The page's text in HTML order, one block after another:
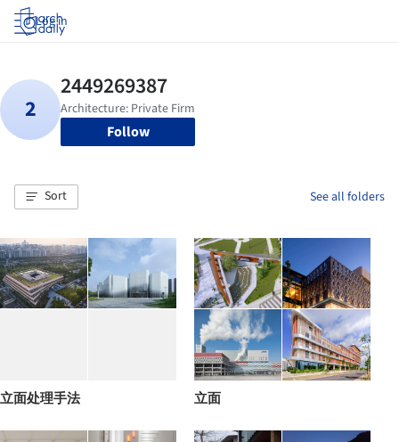
Log in
Follow
Sort See all folders
立面处理手法 立面